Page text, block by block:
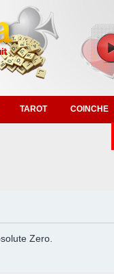
TAROT COINCHE
Zero.